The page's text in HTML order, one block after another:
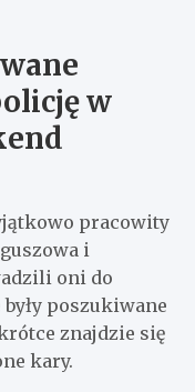
w
pracowity
i
oni do
poszukiwane
znajdzie się
kary.